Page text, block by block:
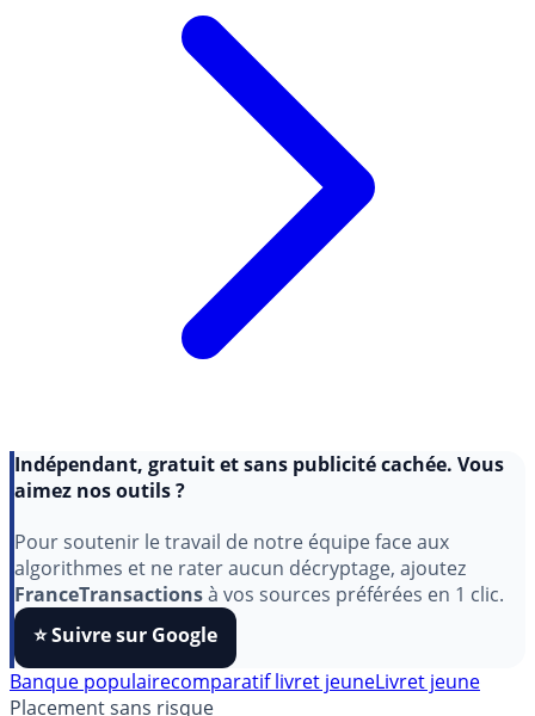
aimez nos outils ?
Pour soutenir le travail de notre équipe face aux
algorithmes et ne rater aucun décryptage, ajoutez
FranceTransactionsà vos sources préférées en 1 clic.
⭐️ Suivre sur Google